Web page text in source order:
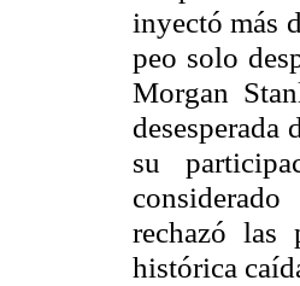
inyectó más
peo solo
Morgan
desesperada
su
rechazó las
histórica